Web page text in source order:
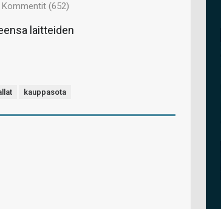
Kommentit (652)
laitteiden
kauppasota